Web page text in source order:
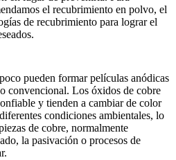
el recubrimiento en polvo, el
de recubrimiento para lograr el
pueden formar películas anódicas
convencional. Los óxidos de cobre
y tienden a cambiar de color
condiciones ambientales, lo
de cobre, normalmente
, la pasivación o procesos de